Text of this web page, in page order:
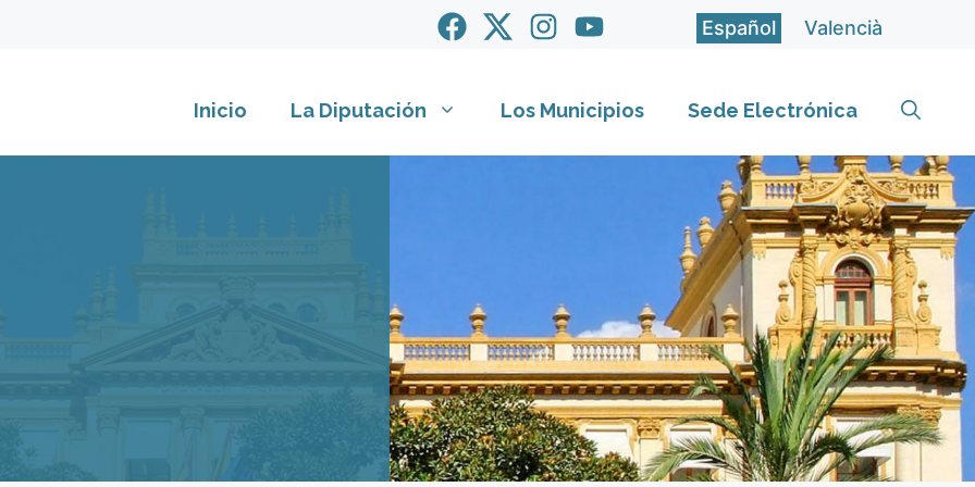
Español Valencià
Inicio La Diputación Los Municipios Sede Electrónica